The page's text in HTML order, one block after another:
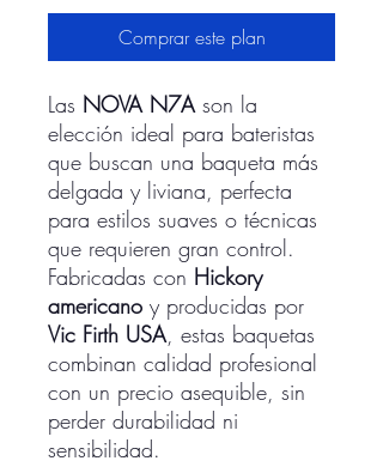
Comprar este plan
Las NOVA N7Ason la
elección ideal para bateristas
que buscan una baqueta más
delgada y liviana, perfecta
para estilos suaves o técnicas
que requieren gran control.
Fabricadas con Hickory
americano y producidas por
Vic Firth USA, estas baquetas
combinan calidad profesional
con un precio asequible, sin
perder durabilidad ni
sensibilidad.